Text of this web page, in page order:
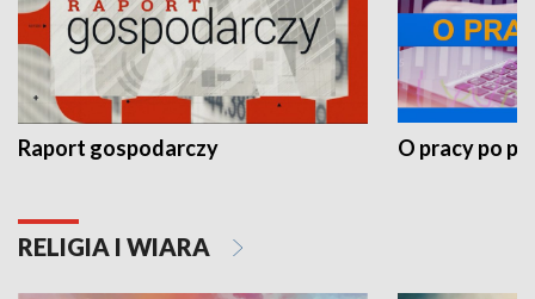
Raport gospodarczy O pracy po
RELIGIA I WIARA